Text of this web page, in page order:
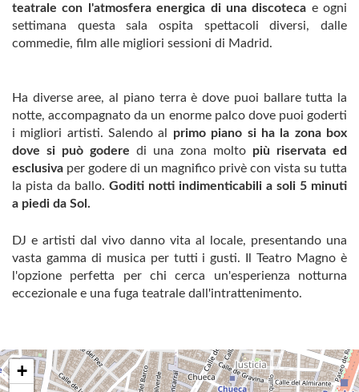
teatrale con l'atmosfera energica di una discoteca e ogni
settimana questa sala ospita spettacoli diversi, dalle
commedie, film alle migliori sessioni di Madrid.
Ha diverse aree, al piano terra è dove puoi ballare tutta la
notte, accompagnato da un enorme palco dove puoi goderti
i migliori artisti. Salendo al
primo piano si ha la zona box
dove si può godere di una zona molto più
riservata ed
esclusiva per godere di un magnifico privè con vista su tutta
la pista da ballo. Goditi notti indimenticabili a soli 5 minuti
a piedi da Sol.
DJ e artisti dal vivo danno vita al locale, presentando una
vasta gamma di musica per tutti i gusti. Il Teatro Magno è
l'opzione perfetta per chi cerca un'esperienza notturna
eccezionale e una fuga teatrale dall'intrattenimento.